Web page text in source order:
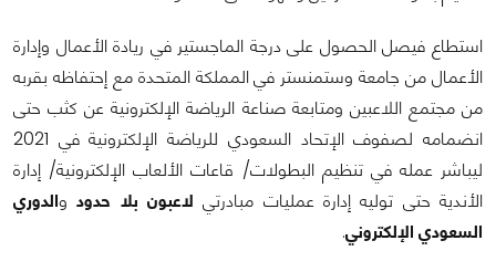
استطاع فيصل الحصول على درجة الماجستير في ريادة الأعمال وإدارة
الأعمال من جامعة وستمنستر في المملكة المتحدة مع إحتفاظه بقربه
من مجتمع اللاعبين ومتابعة صناعة الرياضة الإلكترونية عن كثب حتى
انضمامه لصفوف الإتحاد السعودي للرياضة الإلكترونية في 2021
ليباشر عمله في تنظيم البطولات/ قاعات الألعاب الإلكترونية/ إدارة
الأندية حتى توليه إدارة عمليات مبادرتيلاعبون بلا حدودوالدوري
السعودي الإلكتروني.